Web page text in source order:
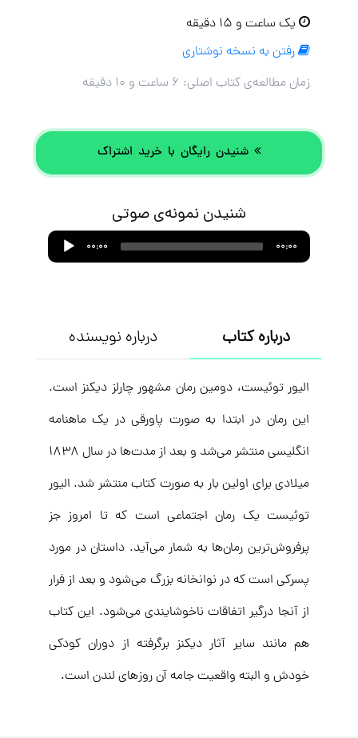
یک ساعت و ۱۵ دقیقه
رفتن به نسخه نوشتاری
زمان مطالعه‌ی کتاب اصلی: ۶ ساعت و ۱۰ دقیقه
شنیدن رایگان با خرید اشتراک
شنیدن نمونه‌ی صوتی
Audio
Player
00:00 00:00
درباره کتاب درباره نویسنده
الیور توئیست، دومین رمان مشهور چارلز دیکنز است.
این رمان در ابتدا به صورت پاورقی در یک ماهنامه
انگلیسی منتشر می‌شد و بعد از مدت‌ها در سال ۱۸۳۸
میلادی برای اولین بار به صورت کتاب منتشر شد. الیور
توئیست یک رمان اجتماعی است که تا امروز جز
پرفروش‌ترین رمان‌ها به شمار می‌آید. داستان در مورد
پسرکی است که در نوانخانه بزرگ می‌شود و بعد از فرار
از آنجا درگیر اتفاقات ناخوشایندی می‌شود. این کتاب
هم مانند سایر آثار دیکنز برگرفته از دوران کودکی
خودش و البته واقعیت جامه آن روزهای لندن است.